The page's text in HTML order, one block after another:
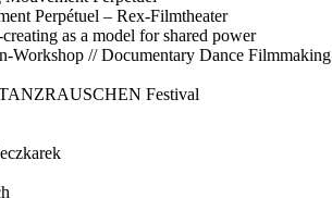
Perpétuel – Rex-Filmtheater
as a model for shared power
Workshop // Documentary Dance Filmmaking
Festival